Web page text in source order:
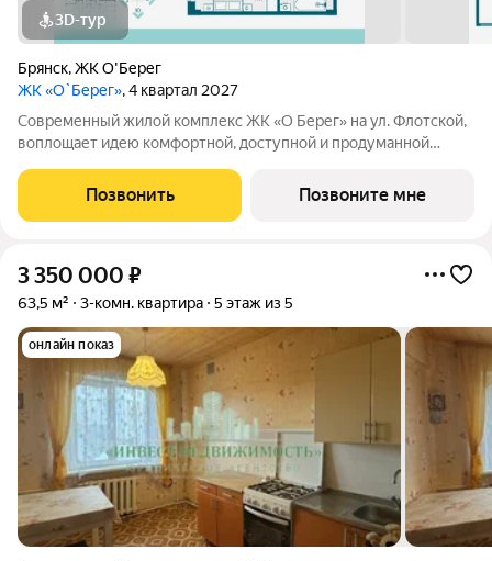
3D-тур
Брянск,ЖК О'Берег
ЖК «О`Берег», 4 квартал 2027
Современный жилой комплекс ЖК «О Берег» на ул. Флотской,
воплощает идею комфортной, доступной и продуманной
экологически благоприятной зоне города. Панорамный вид на
воду и зелёные аллеи
Позвонить Позвоните мне
3 350 000 ₽
63,5 м² 3-комн. квартира 5 этаж из 5
онлайн показ